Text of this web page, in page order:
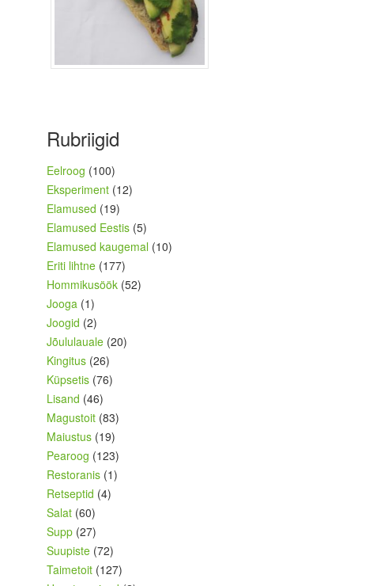
Rubriigid
Eelroog (100)
Eksperiment (12)
Elamused (19)
Elamused Eestis (5)
Elamused kaugemal (10)
Eriti lihtne (177)
Hommikusöök (52)
Jooga (1)
Joogid (2)
Jõululauale (20)
Kingitus (26)
Küpsetis (76)
Lisand (46)
Magustoit (83)
Maiustus (19)
Pearoog (123)
Restoranis (1)
Retseptid (4)
Salat (60)
Supp (27)
Suupiste (72)
Taimetoit (127)